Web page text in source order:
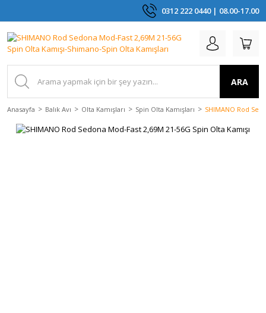
0312 222 0440 | 08.00-17.00
ARA
Anasayfa Balık Avı Olta Kamışları Spin Olta Kamışları SHIMANO Rod